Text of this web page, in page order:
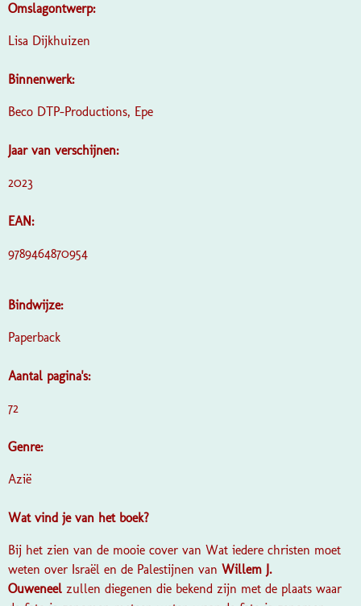
Omslagontwerp:
Lisa Dijkhuizen
Binnenwerk:
Beco DTP-Productions, Epe
Jaar van verschijnen:
2023
EAN:
9789464870954
Bindwijze:
Paperback
Aantal pagina's:
72
Genre:
Azië
Wat vind je van het boek?
Bij het zien van de mooie cover van Wat iedere christen moet
weten over Israël en de Palestijnen van Willem J.
Ouweneel zullen diegenen die bekend zijn met de plaats waar